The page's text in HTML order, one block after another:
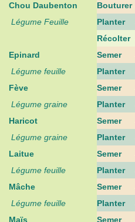
Chou Daubenton
Bouturer
Légume Feuille
Planter
Récolter
Epinard
Semer
Légume feuille
Planter
Fève
Semer
Légume graine
Planter
Haricot
Semer
Légume graine
Planter
Laitue
Semer
Légume feuille
Planter
Mâche
Semer
Légume feuille
Planter
Maïs
Semer